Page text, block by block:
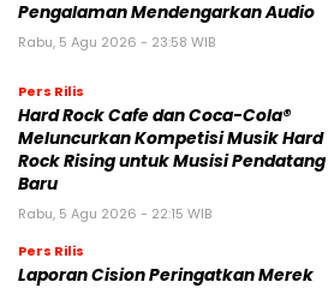
Pengalaman Mendengarkan Audio
Rabu, 5 Agu 2026 - 23:58 WIB
Pers Rilis
Hard Rock Cafe dan Coca-Cola®
Meluncurkan Kompetisi Musik Hard
Rock Rising untuk Musisi Pendatang
Baru
Rabu, 5 Agu 2026 - 22:15 WIB
Pers Rilis
Laporan Cision Peringatkan Merek